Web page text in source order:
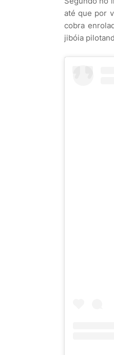
até que por
cobra
jibóia